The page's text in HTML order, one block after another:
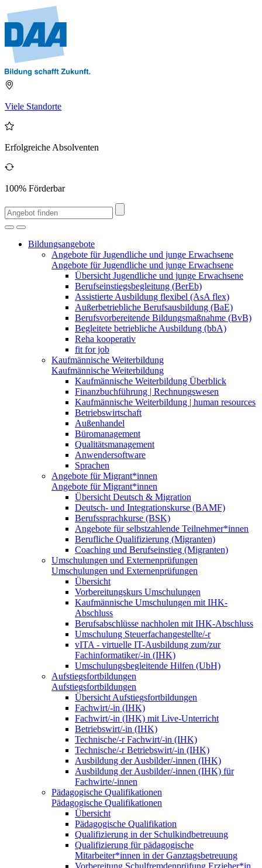
Viele Standorte
Erfolgreiche Absolventen
100% Förderbar
Bildungsangebote
Angebote für Jugendliche und junge Erwachsene
Angebote für Jugendliche und junge Erwachsene
Übersicht Jugendliche und junge Erwachsene
Berufseinstiegsbegleitung (BerEb)
Assistierte Ausbildung flexibel (AsA flex)
Außerbetriebliche Berufsausbildung (BaE)
Berufsvorbereitende Bildungsmaßnahme (BvB)
Begleitete betriebliche Ausbildung (bbA)
Reha kooperativ
fit for job
Kaufmännische Weiterbildung
Kaufmännische Weiterbildung
Kaufmännische Weiterbildung Überblick
Finanzbuchführung | Rechnungswesen
Kaufmännische Weiterbildung | human resources
Betriebswirtschaft
Außenhandel
Büromanagement
Qualitätsmanagement
Anwendersoftware
Sprachen
Angebote für Migrant*innen
Angebote für Migrant*innen
Übersicht Deutsch & Migration
Deutsch- und Integrationskurse (BAMF)
Berufssprachkurse (BSK)
Angebote für selbstzahlende Teilnehmer*innen
Berufliche Qualifizierung (Migranten)
Coaching und Berufseinstieg (Migranten)
Umschulungen und Externenprüfungen
Umschulungen und Externenprüfungen
Übersicht
Vorbereitungskurs Umschulungen
Kaufmännische Umschulungen mit IHK-
Abschluss
Berufsabschlüsse nachholen mit IHK-Abschluss
Umschulung Steuerfachangestellte/-r
vITA - virtuelle IT-Ausbildung zum/zur
Fachinformatiker/-in (IHK)
Umschulungsbegleitende Hilfen (UbH)
Aufstiegsfortbildungen
Aufstiegsfortbildungen
Übersicht Aufstiegsfortbildungen
Fachwirt/-in (IHK)
Fachwirt/-in (IHK) mit Live-Unterricht
Betriebswirt/-in (IHK)
Technische/-r Fachwirt/-in (IHK)
Technische/-r Betriebswirt/-in (IHK)
Ausbildung der Ausbilder/-innen (IHK)
Ausbildung der Ausbilder/-innen (IHK) für
Fachwirte/-innen
Pädagogische Qualifikationen
Pädagogische Qualifikationen
Übersicht
Pädagogische Qualifikation
Qualifizierung in der Schulkindbetreuung
Qualifizierung für pädagogische
Mitarbeiter*innen in der Ganztagsbetreuung
Vorbereitung Schulfremdenprüfung Erzieher*in